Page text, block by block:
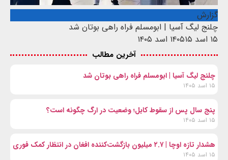
گزارش
چلنج لیگ آسیا | ابومسلم فراه راهی بوتان شد
۱۵ اسد ۱۴۰۵
۱۵ اسد ۱۴۰۵
آخرین مطالب
چلنج لیگ آسیا | ابومسلم فراه راهی بوتان شد
۱۵ اسد ۱۴۰۵
پنج سال پس از سقوط کابل؛ وضعیت در ارگ چگونه است؟
۱۵ اسد ۱۴۰۵
هشدار تازه اوچا | ۲.۷ میلیون بازگشت‌کننده افغان در انتظار کمک فوری
۱۵ اسد ۱۴۰۵